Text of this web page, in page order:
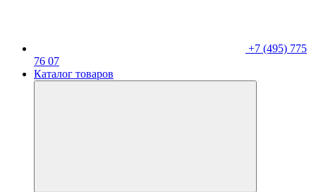
+7 (495) 775
76 07
Каталог товаров